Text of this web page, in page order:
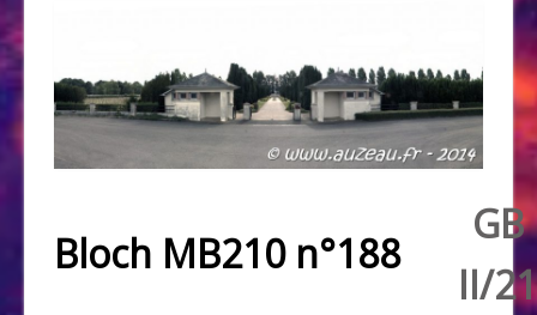
Bloch MB210 n°188
GB
II/21